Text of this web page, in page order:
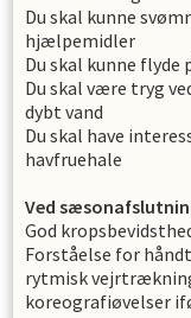
Du skal kunne
hjælpemidler
Du skal kunne flyde
Du skal være tryg
dybt vand
Du skal have
havfruehale
Ved
God
Forståelse for
rytmisk
koreografiøvelser